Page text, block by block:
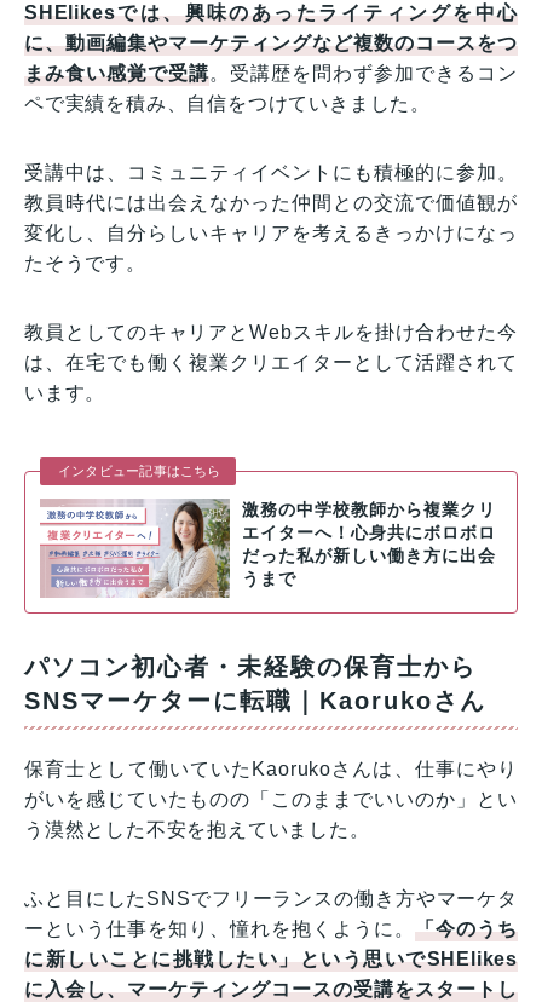
SHElikesでは、興味のあったライティングを中心
に、動画編集やマーケティングなど複数のコースをつ
まみ食い感覚で受講。受講歴を問わず参加できるコン
ペで実績を積み、自信をつけていきました。
受講中は、コミュニティイベントにも積極的に参加。
教員時代には出会えなかった仲間との交流で価値観が
変化し、自分らしいキャリアを考えるきっかけになっ
たそうです。
教員としてのキャリアとWebスキルを掛け合わせた今
は、在宅でも働く複業クリエイターとして活躍されて
います。
インタビュー記事はこちら
激務の中学校教師から複業クリ
エイターへ！心身共にボロボロ
だった私が新しい働き方に出会
うまで
パソコン初心者・未経験の保育士から
SNSマーケターに転職｜Kaorukoさん
保育士として働いていたKaorukoさんは、仕事にやり
がいを感じていたものの「このままでいいのか」とい
う漠然とした不安を抱えていました。
ふと目にしたSNSでフリーランスの働き方やマーケタ
ーという仕事を知り、憧れを抱くように。「今のうち
に新しいことに挑戦したい」という思いでSHElikes
に入会し、マーケティングコースの受講をスタートし